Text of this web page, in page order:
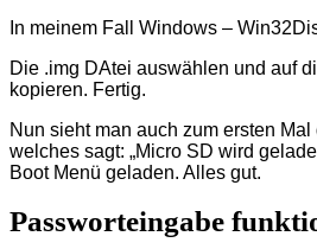
In meinem Fall Windows –
Die .img DAtei auswählen und auf
kopieren. Fertig.
Nun sieht man auch zum ersten
welches sagt: „Micro SD wird
Boot Menü geladen. Alles gut.
Passworteingabe